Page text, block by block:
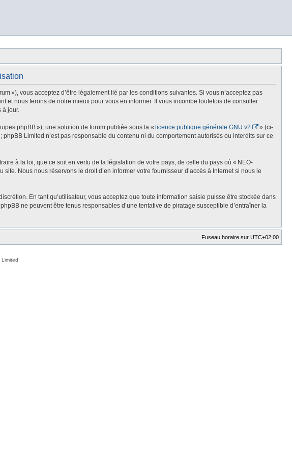
»), vous acceptez d’être légalement lié par les conditions suivantes. Si vous n’acceptez pas
et nous ferons de notre mieux pour vous en informer. Il vous incombe toutefois de consulter
à jour.
phpBB »), une solution de forum publiée sous la « licence publique générale GNU v2
» (ci-
Limited n’est pas responsable du contenu ni du comportement autorisés ou interdits sur ce
à la loi, que ce soit en vertu de la législation de votre pays, de celle du pays où « NEO-
Nous nous réservons le droit d’en informer votre fournisseur d’accès à Internet si nous le
En tant qu’utilisateur, vous acceptez que toute information saisie puisse être stockée dans
ne peuvent être tenus responsables d’une tentative de piratage susceptible d’entraîner la
Fuseau horaire sur UTC+02:00